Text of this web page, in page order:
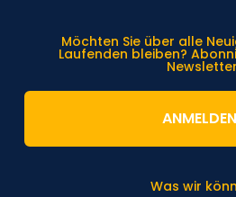
Was wir
Möchten Sie über alle
Laufenden bleiben?
Newsletter